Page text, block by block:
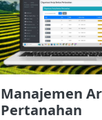
Manajemen
Pertanahan